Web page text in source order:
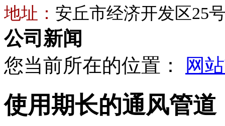
地址： 安丘市经济开发区25
公司新闻
您当前所在的位置：
网
使用期长的通风管道